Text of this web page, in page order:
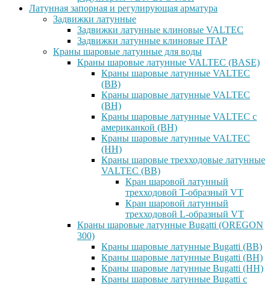
Латунная запорная и регулирующая арматура
Задвижки латунные
Задвижки латунные клиновые VALTEC
Задвижки латунные клиновые ITAP
Краны шаровые латунные для воды
Краны шаровые латунные VALTEC (BASE)
Краны шаровые латунные VALTEC
(ВВ)
Краны шаровые латунные VALTEC
(ВН)
Краны шаровые латунные VALTEC с
американкой (ВН)
Краны шаровые латунные VALTEC
(НН)
Краны шаровые трехходовые латунные
VALTEC (ВВ)
Кран шаровой латунный
трехходовой T-образный VT
Кран шаровой латунный
трехходовой L-образный VT
Краны шаровые латунные Bugatti (OREGON
300)
Краны шаровые латунные Bugatti (ВВ)
Краны шаровые латунные Bugatti (ВН)
Краны шаровые латунные Bugatti (НН)
Краны шаровые латунные Bugatti с